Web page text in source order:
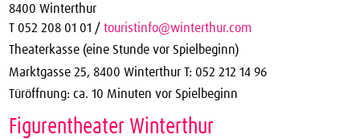
8400 Winterthur
T 052 208 01 01 /touristinfo@winterthur.com
Theaterkasse (eine Stunde vor Spielbeginn)
Marktgasse 25, 8400 Winterthur T: 052 212 14 96
Türöffnung: ca. 10 Minuten vor Spielbeginn
Figurentheater Winterthur